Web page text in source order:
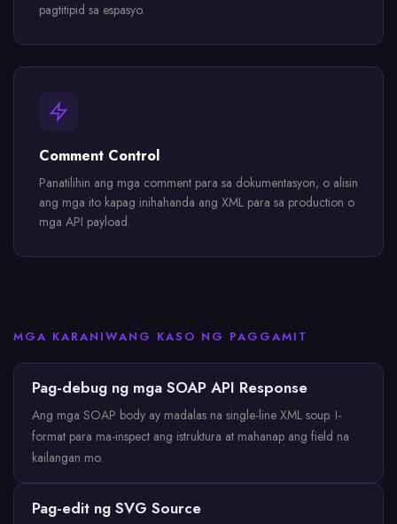
pagtitipid sa espasyo.
Comment Control
Panatilihin ang mga comment para sa dokumentasyon, o alisin
ang mga ito kapag inihahanda ang XML para sa production o
mga API payload.
MGA KARANIWANG KASO NG PAGGAMIT
Pag-debug ng mga SOAP API Response
Ang mga SOAP body ay madalas na single-line XML soup. I-
format para ma-inspect ang istruktura at mahanap ang field na
kailangan mo.
Pag-edit ng SVG Source